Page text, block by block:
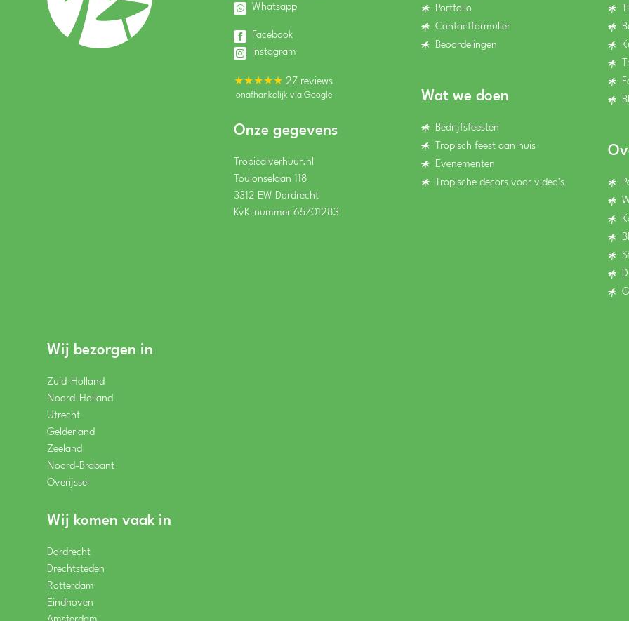
Whatsapp
Facebook
Instagram
★★★★★ 27 reviews
onafhankelijk via Google
Onze gegevens
Tropicalverhuur.nl
Toulonselaan 118
3312 EW Dordrecht
KvK-nummer 65701283
Portfolio
Contactformulier
Beoordelingen
Wat we doen
Bedrijfsfeesten
Tropisch feest aan huis
Evenementen
Tropische decors voor video’s
Wij bezorgen in
Zuid-Holland
Noord-Holland
Utrecht
Gelderland
Zeeland
Noord-Brabant
Overijssel
Wij komen vaak in
Dordrecht
Drechtsteden
Rotterdam
Eindhoven